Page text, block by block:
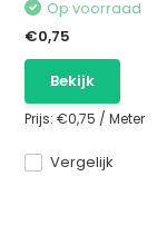
Vergelijk
Op voorraad
€0,75
Bekijk
Prijs:€0,75 /Meter